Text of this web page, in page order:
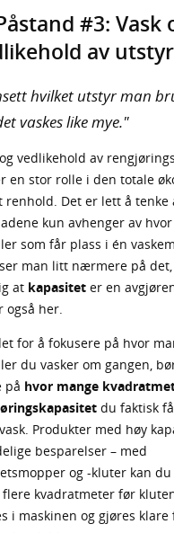
#3: Vask
av utstyr
hvilket utstyr man
vaskes like mye."
vedlikehold av
en stor rolle i den totale
renhold. Det er lett å tenke
kun avhenger av
som får plass i én
man litt nærmere på
at kapasitet er en
også her.
for å fokusere på hvor
du vasker om gangen,
på hvor mange
du faktisk
Produkter med høy
besparelser – med
og -kluter kan du
kvadratmeter før
i maskinen og gjøres